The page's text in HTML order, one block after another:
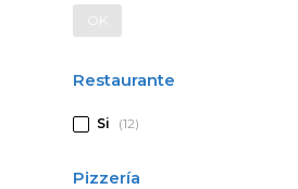
OK
Restaurante
Si (12)
Pizzería